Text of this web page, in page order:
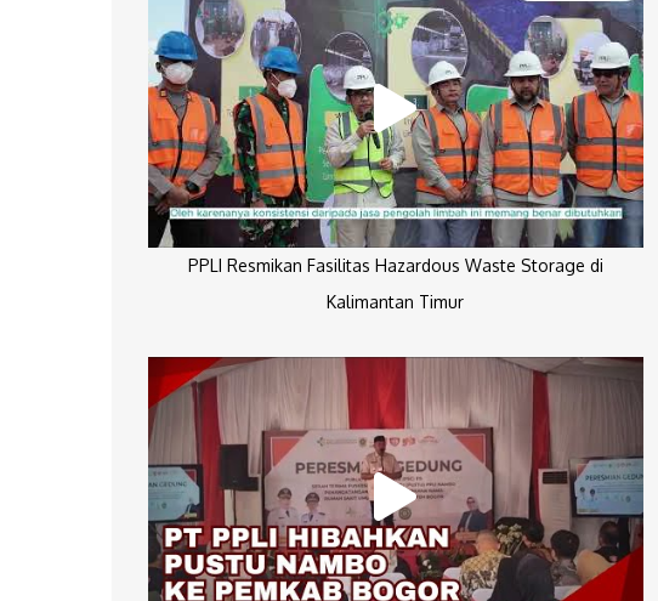
PPLI Resmikan Fasilitas Hazardous Waste Storage di
Kalimantan Timur